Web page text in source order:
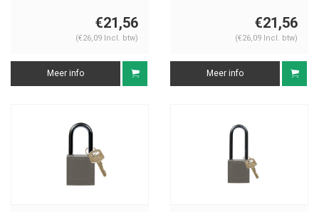
€21,56
(€26,09 Incl. btw)
Meer info
€21,56
(€26,09 Incl. btw)
Meer info